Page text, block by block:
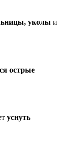
уколы и
острые
уснуть